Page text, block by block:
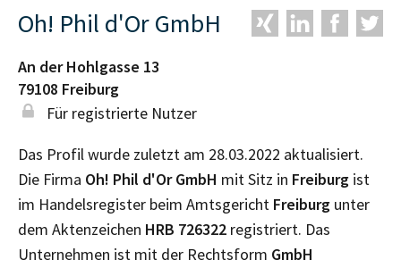
Oh! Phil d'Or GmbH
An der Hohlgasse 13
79108 Freiburg
Für registrierte Nutzer
Das Profil wurde zuletzt am 28.03.2022 aktualisiert.
Die Firma Oh! Phil d'Or GmbH mit Sitz in Freiburg ist
im Handelsregister beim Amtsgericht Freiburg unter
dem Aktenzeichen HRB 726322 registriert. Das
Unternehmen ist mit der Rechtsform GmbH